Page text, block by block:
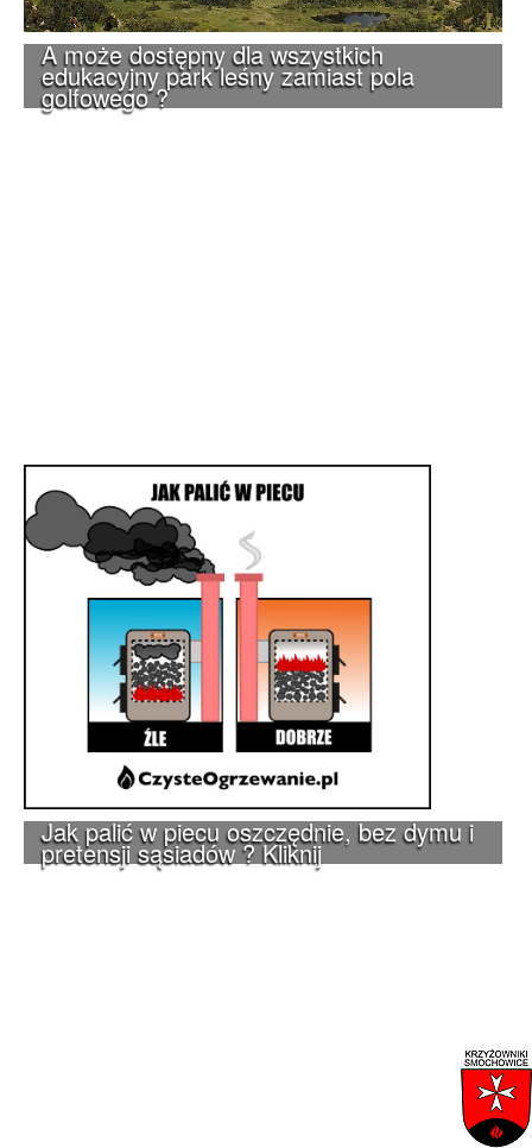
A może dostępny dla wszystkich
edukacyjny park leśny zamiast pola
golfowego ?
Jak palić w piecu oszczędnie, bez dymu i
pretensji sąsiadów ? Kliknij